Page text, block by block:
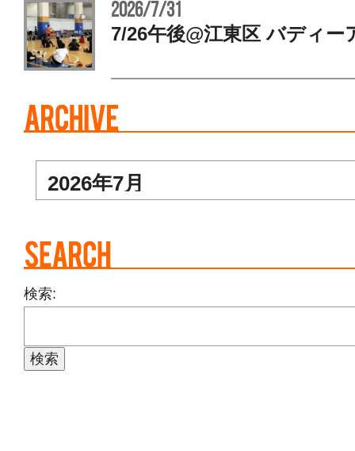
2026/7/31
7/26午後@江東区 バディ
検索: